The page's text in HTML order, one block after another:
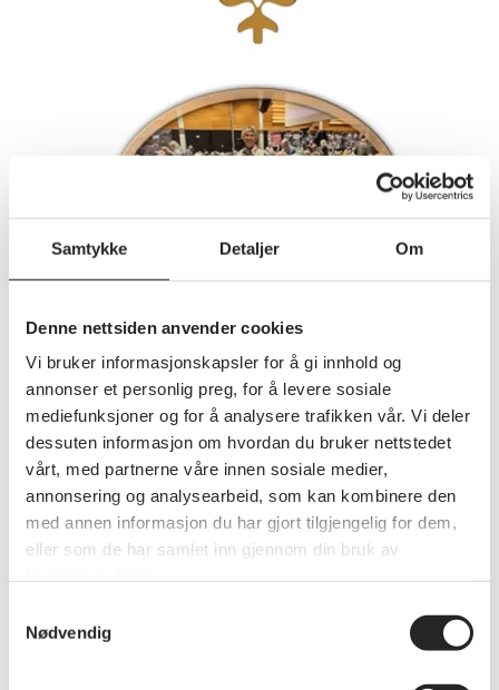
Samtykke Detaljer Om
Denne nettsiden anvender cookies
Vi bruker informasjonskapsler for å gi innhold og
annonser et personlig preg, for å levere sosiale
mediefunksjoner og for å analysere trafikken vår. Vi deler
dessuten informasjon om hvordan du bruker nettstedet
vårt, med partnerne våre innen sosiale medier,
annonsering og analysearbeid, som kan kombinere den
med annen informasjon du har gjort tilgjengelig for dem,
eller som de har samlet inn gjennom din bruk av
Nødvendig
Annet
Vedtekter Pensjonistforbundet Østfold
Andre nyheter
Se alle nyheter